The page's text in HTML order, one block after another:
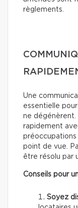
règlements.
Une
essentielle
ne dégénèrent.
rapidement
point de vue.
être résolu par
Conseils pour
Soyez